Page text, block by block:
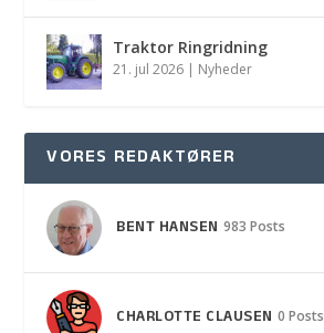
Traktor Ringridning
21. jul 2026 | Nyheder
VORES REDAKTØRER
BENT HANSEN 983 Posts
CHARLOTTE CLAUSEN 0 Posts